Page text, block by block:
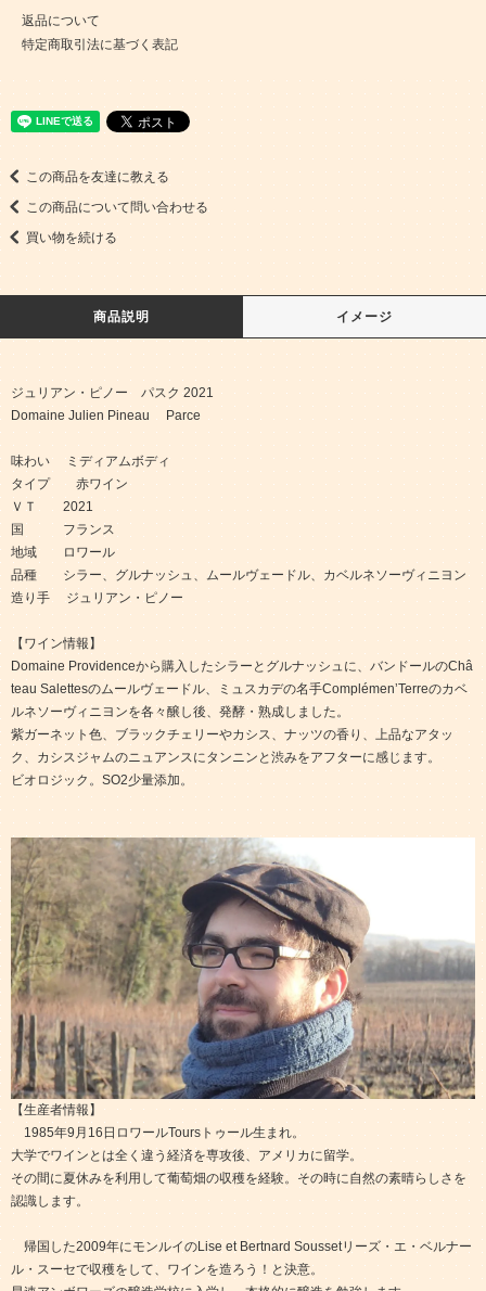
返品について
特定商取引法に基づく表記
この商品を友達に教える
この商品について問い合わせる
買い物を続ける
商品説明 イメージ
ジュリアン・ピノー パスク 2021
Domaine Julien Pineau Parce
味わい ミディアムボディ
タイプ 赤ワイン
ＶＴ 2021
国 フランス
地域 ロワール
品種 シラー、グルナッシュ、ムールヴェードル、カベルネソーヴィニヨン
造り手 ジュリアン・ピノー
【ワイン情報】
Domaine Providenceから購入したシラーとグルナッシュに、バンドールのChâ
teau Salettesのムールヴェードル、ミュスカデの名手ComplémenʼTerreのカベ
ルネソーヴィニヨンを各々醸し後、発酵・熟成しました。
紫ガーネット色、ブラックチェリーやカシス、ナッツの香り、上品なアタッ
ク、カシスジャムのニュアンスにタンニンと渋みをアフターに感じます。
ビオロジック。SO2少量添加。
【生産者情報】
1985年9月16日ロワールToursトゥール生まれ。
大学でワインとは全く違う経済を専攻後、アメリカに留学。
その間に夏休みを利用して葡萄畑の収穫を経験。その時に自然の素晴らしさを
認識します。
帰国した2009年にモンルイのLise et Bertnard Soussetリーズ・エ・ベルナー
ル・スーセで収穫をして、ワインを造ろう！と決意。